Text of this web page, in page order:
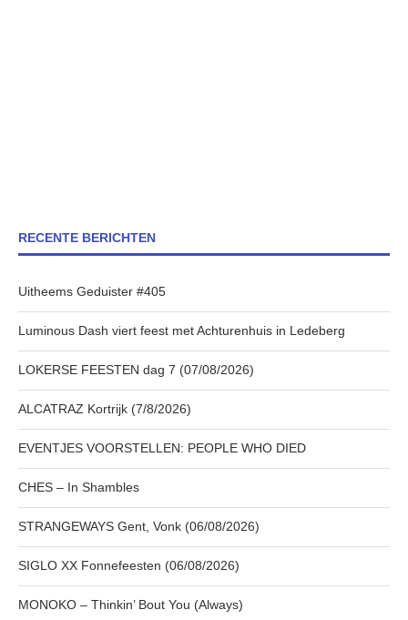
RECENTE BERICHTEN
Uitheems Geduister #405
Luminous Dash viert feest met Achturenhuis in Ledeberg
LOKERSE FEESTEN dag 7 (07/08/2026)
ALCATRAZ Kortrijk (7/8/2026)
EVENTJES VOORSTELLEN: PEOPLE WHO DIED
CHES – In Shambles
STRANGEWAYS Gent, Vonk (06/08/2026)
SIGLO XX Fonnefeesten (06/08/2026)
MONOKO – Thinkin’ Bout You (Always)